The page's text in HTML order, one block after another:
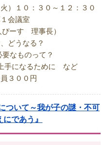
１０：３０～１２：３０
会議室
ーす 理事長）
どうなる？
ものって？
なるために など
３００円
ついて～我が子の謎・不可
であう』